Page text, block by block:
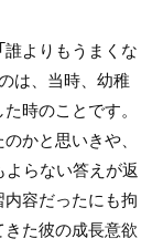
誰よりもうまくな
は、当時、幼稚
時のことです。
かと思いきや、
よらない答えが返
容だったにも拘
た彼の成長意欲